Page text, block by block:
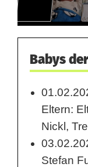
2
3
Babys
Eltern:
Nickl,
Stefan